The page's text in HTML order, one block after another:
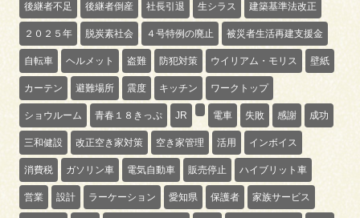
後継者不足 後継者倒産 社長引退 生シラス 建築基準法改正
２０２５年 脱炭素社会 ４号特例の廃止 被災者生活再建支援金
自転車 ヘルメット 盗難 防犯対策 ウイリアム・モリス 壁紙
カーテン 避難場所 震度 キッチン ワークトップ
ショウルーム 青春１８きっぷ JR 電車 失敗 感謝 成功
三和健設 改正空き家対策 空き家管理 活用 インボイス
消費税 ガソリン車 電気自動車 販売停止 ハイブリット車
営業 設計 ラーケーション 愛知県 保護者 家族サービス